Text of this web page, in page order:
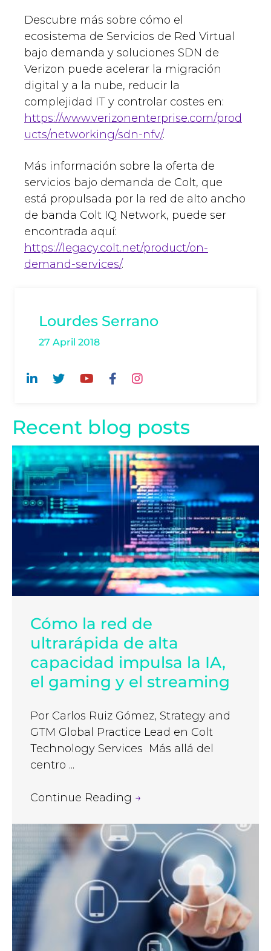
Descubre más sobre cómo el
ecosistema de Servicios de Red Virtual
bajo demanda y soluciones SDN de
Verizon puede acelerar la migración
digital y a la nube, reducir la
complejidad IT y controlar costes en:
https://www.verizonenterprise.com/prod
ucts/networking/sdn-nfv/.
Más información sobre la oferta de
servicios bajo demanda de Colt, que
está propulsada por la red de alto ancho
de banda Colt IQ Network, puede ser
encontrada aquí:
https://legacy.colt.net/product/on-
demand-services/.
Lourdes Serrano
27 April 2018
Recent blog posts
Cómo la red de
ultrarápida de alta
capacidad impulsa la IA,
el gaming y el streaming
Por Carlos Ruiz Gómez, Strategy and
GTM Global Practice Lead en Colt
Technology Services Más allá del
centro ...
Continue Reading →